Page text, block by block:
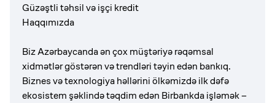
Güzəştli təhsil və işçi kredit
Haqqımızda
Biz Azərbaycanda ən çox müştəriyə rəqəmsal
xidmətlər göstərən və trendləri təyin edən bankıq.
Biznes və texnologiya həllərini ölkəmizdə ilk dəfə
ekosistem şəklində təqdim edən Birbankda işləmək –